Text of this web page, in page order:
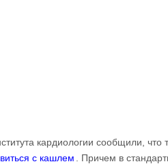
кардиологии сообщили,
с кашлем
. Причем в